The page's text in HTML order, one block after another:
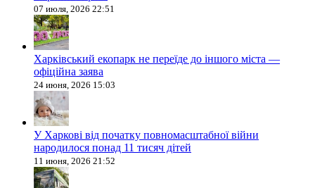
07 июля, 2026 22:51
Харківський екопарк не переїде до іншого міста —
офіційна заява
24 июня, 2026 15:03
У Харкові від початку повномасштабної війни
народилося понад 11 тисяч дітей
11 июня, 2026 21:52